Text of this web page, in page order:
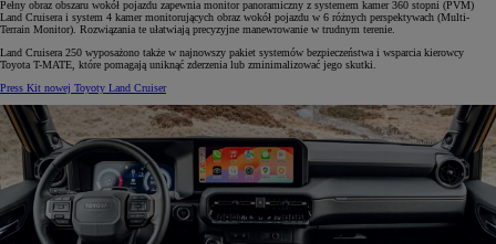
Pełny obraz obszaru wokół pojazdu zapewnia monitor panoramiczny z systemem kamer 360 stopni (PVM)
Land Cruisera i system 4 kamer monitorujących obraz wokół pojazdu w 6 różnych perspektywach (Multi-
Terrain Monitor). Rozwiązania te ułatwiają precyzyjne manewrowanie w trudnym terenie.
Land Cruisera 250 wyposażono także w najnowszy pakiet systemów bezpieczeństwa i wsparcia kierowcy
Toyota T-MATE, które pomagają uniknąć zderzenia lub zminimalizować jego skutki.
Press Kit nowej Toyoty Land Cruiser